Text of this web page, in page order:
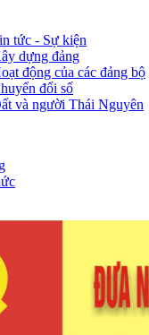
tức - Sự kiện
dựng đảng
động của các đảng bộ
đổi số
và người Thái Nguyên